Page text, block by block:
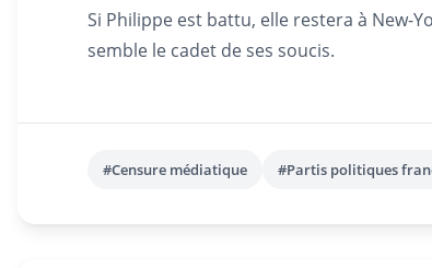
Si Philippe est battu, elle restera à New-
semble le cadet de ses soucis.
#Censure médiatique #Partis politiques